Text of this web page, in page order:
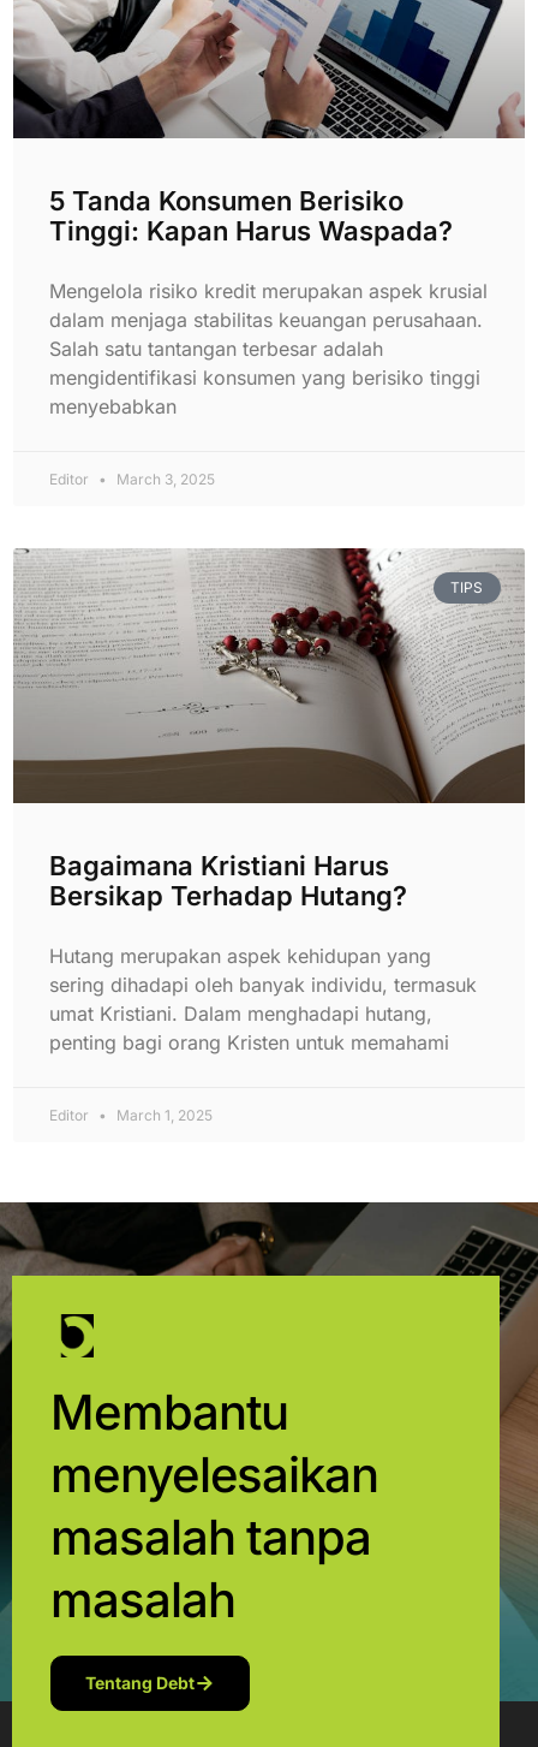
5 Tanda Konsumen Berisiko
Tinggi: Kapan Harus Waspada?
Mengelola risiko kredit merupakan aspek krusial
dalam menjaga stabilitas keuangan perusahaan.
Salah satu tantangan terbesar adalah
mengidentifikasi konsumen yang berisiko tinggi
menyebabkan
Editor March 3, 2025
TIPS
Bagaimana Kristiani Harus
Bersikap Terhadap Hutang?
Hutang merupakan aspek kehidupan yang
sering dihadapi oleh banyak individu, termasuk
umat Kristiani. Dalam menghadapi hutang,
penting bagi orang Kristen untuk memahami
Editor March 1, 2025
Membantu
menyelesaikan
masalah tanpa
masalah
Tentang Debt